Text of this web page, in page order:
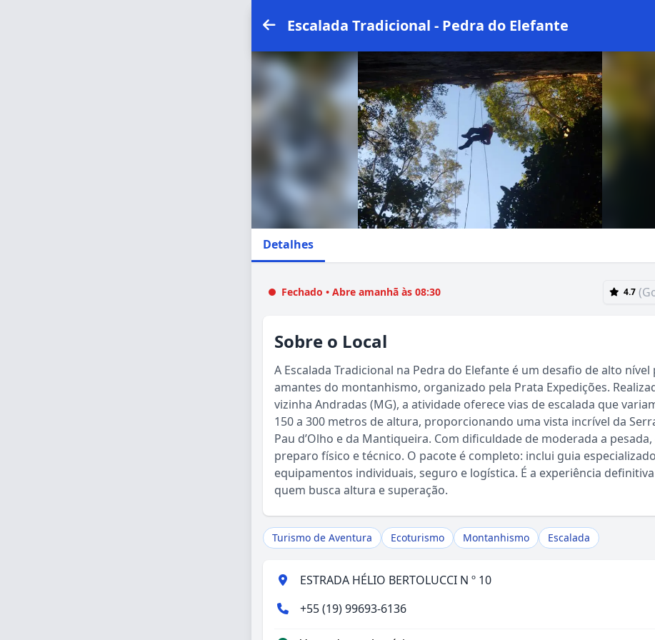
Escalada Tradicional - Pedra do Elefante
Detalhes
Fechado • Abre amanhã às 08:30 4.7
Sobre o Local
A Escalada Tradicional na Pedra do Elefante é um desafio de alto nível
amantes do montanhismo, organizado pela Prata Expedições.
vizinha Andradas (MG), a atividade oferece vias de escalada que
150 a 300 metros de altura, proporcionando uma vista incrível da
Pau d’Olho e da Mantiqueira. Com dificuldade de moderada a pesada,
preparo físico e técnico. O pacote é completo: inclui guia
equipamentos individuais, seguro e logística. É a experiência
quem busca altura e superação.
Turismo de Aventura Ecoturismo Montanhismo Escalada
ESTRADA HÉLIO BERTOLUCCI N º 10
+55 (19) 99693-6136
Sou Turista em Águas da Prata